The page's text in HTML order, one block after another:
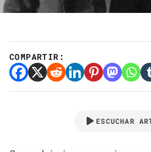
COMPARTIR:
ESCUCHAR